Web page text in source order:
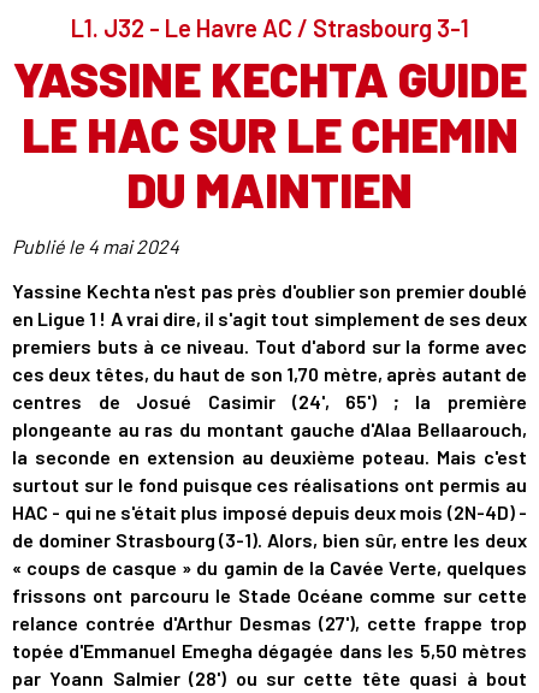
L1. J32 - Le Havre AC / Strasbourg 3-1
YASSINE KECHTA GUIDE
LE HAC SUR LE CHEMIN
DU MAINTIEN
Publié le 4 mai 2024
Yassine Kechta n'est pas près d'oublier son premier doublé
en Ligue 1 ! A vrai dire, il s'agit tout simplement de ses deux
premiers buts à ce niveau. Tout d'abord sur la forme avec
ces deux têtes, du haut de son 1,70 mètre, après autant de
centres de Josué Casimir (24', 65') ; la première
plongeante au ras du montant gauche d'Alaa Bellaarouch,
la seconde en extension au deuxième poteau. Mais c'est
surtout sur le fond puisque ces réalisations ont permis au
HAC - qui ne s'était plus imposé depuis deux mois (2N-4D) -
de dominer Strasbourg (3-1). Alors, bien sûr, entre les deux
« coups de casque » du gamin de la Cavée Verte, quelques
frissons ont parcouru le Stade Océane comme sur cette
relance contrée d'Arthur Desmas (27'), cette frappe trop
topée d'Emmanuel Emegha dégagée dans les 5,50 mètres
par Yoann Salmier (28') ou sur cette tête quasi à bout